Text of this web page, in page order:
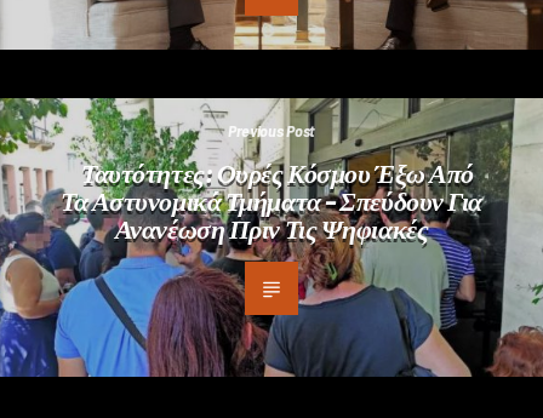
Previous Post
Ταυτότητες: Ουρές Κόσμου Έξω Από
Τα Αστυνομικά Τμήματα – Σπεύδουν Για
Ανανέωση Πριν Τις Ψηφιακές